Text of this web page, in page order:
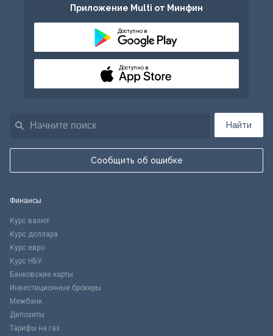
Найти
Сообщить об ошибке
Приложение Multi от Минфин
Доступно в
Доступно в
Финансы
Курс валют
Курс доллара
Курс евро
Курс НБУ
Банковские карты
Инвестиционные брокеры
Межбанк
Депозиты
Тарифы на газ